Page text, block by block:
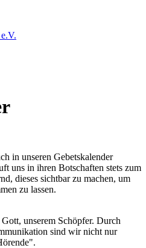
in unseren Gebetskalender
uns in ihren Botschaften stets zum
dieses sichtbar zu machen, um
zu lassen.
unserem Schöpfer. Durch
sind wir nicht nur